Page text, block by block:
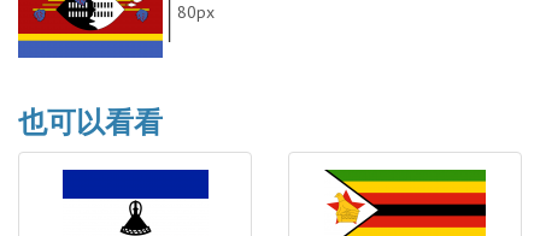
80px
也可以看看